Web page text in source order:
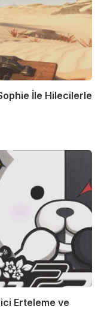
İle Hilecilerle
Erteleme ve